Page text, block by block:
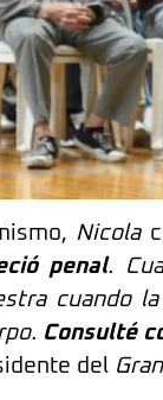
Nicola
penal.
cuando
Consulté
del